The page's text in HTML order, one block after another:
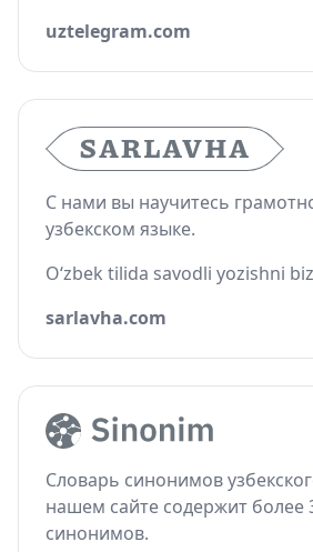
uztelegram.com
С нами вы научитесь
узбекском языке.
O‘zbek tilida savodli yozishni
sarlavha.com
Словарь синонимов
нашем сайте содержит более
синонимов.